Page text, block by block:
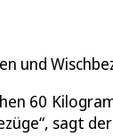
und
60
sagt